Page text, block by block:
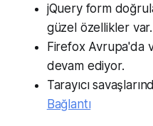
jQuery form
güzel özellikler var.
Firefox Avrupa'da
devam ediyor.
Tarayıcı
Bağlantı